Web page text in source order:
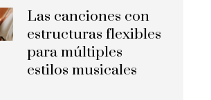
Las canciones con
estructuras flexibles
para múltiples
estilos musicales